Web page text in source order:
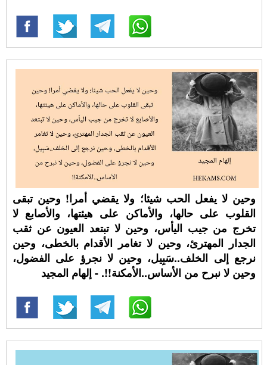
وحين لا يفعل الحب شيئا؛ ولا يقضي أمرا! وحين تبقى
القلوب على حالها، والأماكن على هيئتها، والأصابع لا
تخرج من جيب اليأس، وحين لا تبتعد العيون عن ثقب
الجدار المهترئ، وحين لا تغامر الأقدام بالخطى، وحين
نرجع إلى الخلف..سَبِيل، وحين لا نجرؤ على الفضول،
وحين لا نبرح من الأساس..الأمكنة!!. - إلهام المجيد